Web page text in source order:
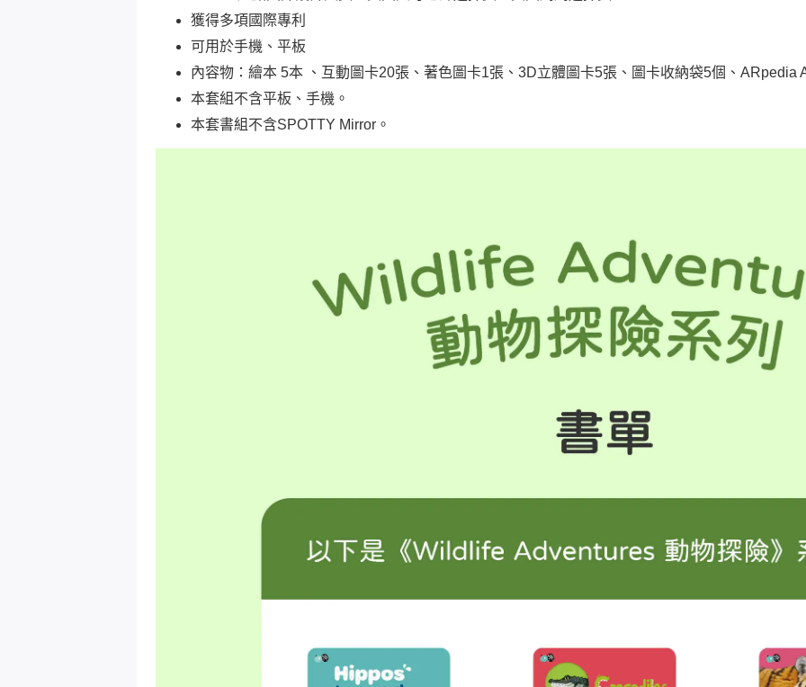
獲得多項國際專利
可用於手機、平板
內容物：繪本 5本 、互動圖卡20張、著色圖卡1張、3D立體圖卡5張、圖卡收納袋5個、ARpedia
本套組不含平板、手機。
本套書組不含SPOTTY Mirror。